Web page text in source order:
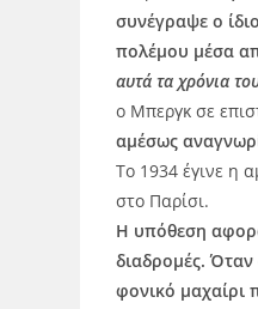
συνέγραψε ο
πολέμου μέσα
αυτά τα χρόνια
ο Μπεργκ σε
αμέσως
Το 1934 έγινε η
στο Παρίσι.
Η υπόθεση
διαδρομές.
φονικό μαχαίρι